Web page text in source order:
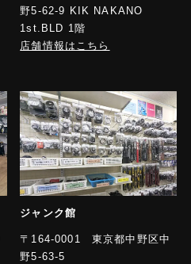
野5-62-9 KIK NAKANO
1st.BLD 1階
店舗情報はこちら
ジャンク館
〒164-0001 東京都中野区中
野5-63-5